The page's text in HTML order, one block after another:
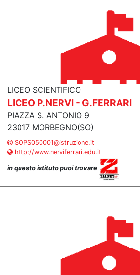
LICEO SCIENTIFICO
LICEO P.NERVI - G.FERRARI
PIAZZA S. ANTONIO 9
23017 MORBEGNO(SO)
SOPS050001@istruzione.it
http://www.nerviferrari.edu.it
in questo istituto puoi trovare